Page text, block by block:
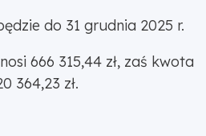
do 31 grudnia 2025 r.
666 315,44 zł, zaś kwota
364,23 zł.